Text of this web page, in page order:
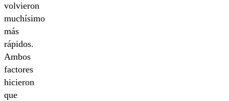
volvieron
muchísimo
más
rápidos.
Ambos
factores
hicieron
que